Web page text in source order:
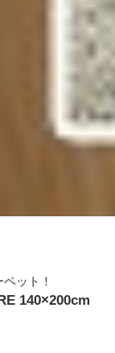
ット！
140×200cm